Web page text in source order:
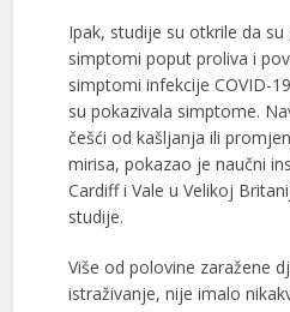
Ipak, studije su otkrile da
simptomi poput proliva i
simptomi infekcije COVID-
su pokazivala simptome.
češći od kašljanja ili
mirisa, pokazao je naučni
Cardiff i Vale u Velikoj
studije.
Više od polovine zaražene
istraživanje, nije imalo